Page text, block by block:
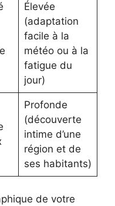
Élevée
(adaptation
facile à la
météo ou à la
fatigue du
jour)
Profonde
(découverte
intime d’une
région et de
ses habitants)
de votre